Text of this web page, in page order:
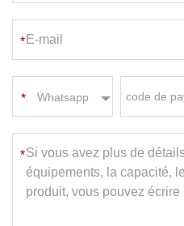
*
Whatsapp
*